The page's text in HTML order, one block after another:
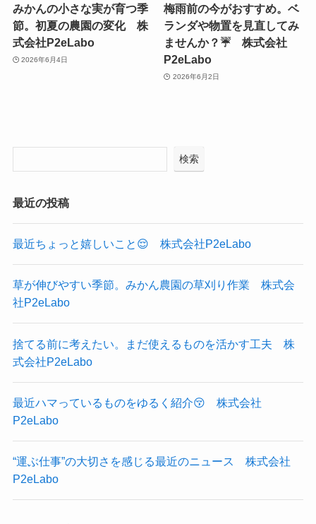
みかんの小さな実が育つ季
節。初夏の農園の変化 株
式会社P2eLabo
2026年6月4日
梅雨前の今がおすすめ。ベ
ランダや物置を見直してみ
ませんか？☔ 株式会社
P2eLabo
2026年6月2日
検索
最近の投稿
最近ちょっと嬉しいこと😌 株式会社P2eLabo
草が伸びやすい季節。みかん農園の草刈り作業 株式会
社P2eLabo
捨てる前に考えたい。まだ使えるものを活かす工夫 株
式会社P2eLabo
最近ハマっているものをゆるく紹介😚 株式会社
P2eLabo
“運ぶ仕事”の大切さを感じる最近のニュース 株式会社
P2eLabo